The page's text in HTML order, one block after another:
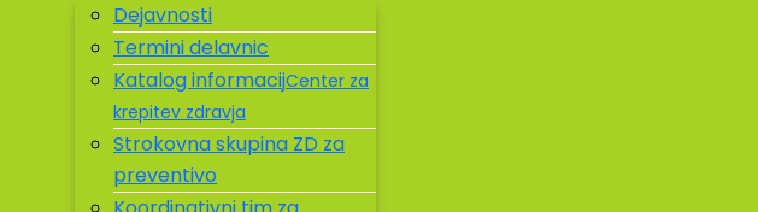
Dejavnosti
Termini delavnic
Katalog informacijCenter za
krepitev zdravja
Strokovna skupina ZD za
preventivo